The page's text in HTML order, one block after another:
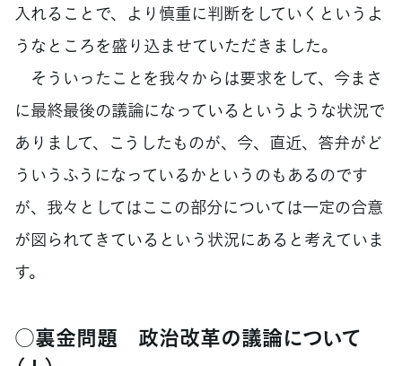
入れることで、より慎重に判断をしていくというよ
うなところを盛り込ませていただきました。
そういったことを我々からは要求をして、今まさ
に最終最後の議論になっているというような状況で
ありまして、こうしたものが、今、直近、答弁がど
ういうふうになっているかというのもあるのです
が、我々としてはここの部分については一定の合意
が図られてきているという状況にあると考えていま
す。
○裏金問題 政治改革の議論について